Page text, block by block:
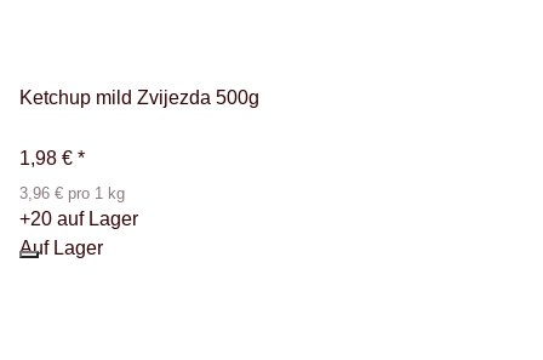
Ketchup mild Zvijezda 500g
1,98 € *
3,96 € pro 1 kg
+20 auf Lager
Auf Lager